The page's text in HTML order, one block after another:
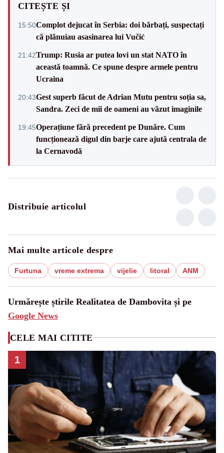
CITEȘTE ȘI
15:50Complot dejucat în Serbia: doi bărbați, suspectați
că plănuiau asasinarea lui Vučić
21:42Trump: Rusia ar putea lovi un stat NATO în
această toamnă. Ce spune despre armele pentru
Ucraina
20:43Gest superb făcut de Adrian Mutu pentru soția sa,
Sandra. Zeci de mii de oameni au văzut imaginile
19:45Operațiune fără precedent pe Dunăre. Cum
funcționează digul din barje care ajută centrala de
la Cernavodă
Distribuie articolul
Mai multe articole despre
Furtuna vreme extrema vijelie litoral ANM
Urmărește știrile Realitatea de Dambovita și pe
Google News
CELE MAI CITITE
1